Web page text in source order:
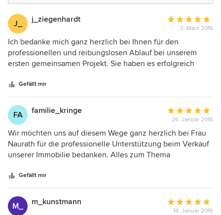
J_ j_ziegenhardt
Bewertung:
5
von
5
2. März 2016
Ich bedanke mich ganz herzlich bei Ihnen für den
professionellen und reibungslosen Ablauf bei unserem
ersten gemeinsamen Projekt. Sie haben es erfolgreich
Immobilie einen echten Blickfang werden zu lassen. Sie
haben alle Kunden mehr als zufrieden gestellt. Auf weitere
gemeinsame Projekte freue ich mich.
Gefällt mir
FA familie_kringe
Bewertung:
5
von
5
26. Januar 2016
Wir möchten uns auf diesem Wege ganz herzlich bei Frau
Naurath für die professionelle Unterstützung beim Verkauf
unserer Immobilie bedanken. Alles zum Thema
-die kompetente Beratung -die tolle Zusammenarbeit -die
Zuverlässigkeit und das gegenseitige Vertrauen -die
geschmackvolle Gestaltung -der schnelle Verkaufserfolg
Für uns war es absolutes Neuland, den Begriff
Gefällt mir
M_ m_kunstmann
Bewertung:
18. Januar 2016